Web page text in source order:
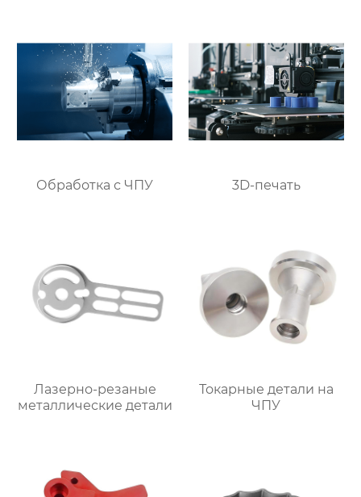
Обработка с ЧПУ 3D-печать
Лазерно-резаные
металлические детали
Токарные детали на
ЧПУ